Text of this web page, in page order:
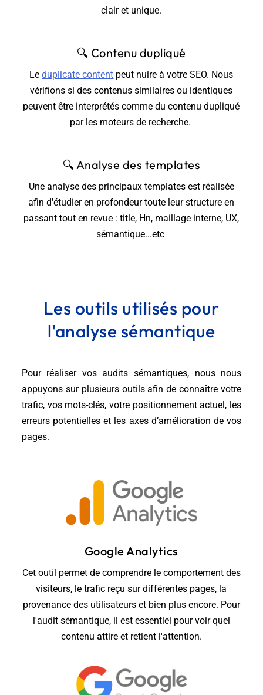
clair et unique.
🔍 Contenu dupliqué
Leduplicate content peut nuire à votre SEO. Nous
vérifions si des contenus similaires ou identiques
peuvent être interprétés comme du contenu dupliqué
par les moteurs de recherche.
🔍 Analyse des templates
Une analyse des principaux templates est réalisée
afin d'étudier en profondeur toute leur structure en
passant tout en revue : title, Hn, maillage interne, UX,
sémantique...etc
Les outils utilisés pour
l'analyse sémantique
Pour réaliser vos audits sémantiques, nous nous
appuyons sur plusieurs outils afin de connaître votre
trafic, vos mots-clés, votre positionnement actuel, les
erreurs potentielles et les axes d’amélioration de vos
pages.
Google Analytics
Cet outil permet de comprendre le comportement des
visiteurs, le trafic reçu sur différentes pages, la
provenance des utilisateurs et bien plus encore. Pour
l'audit sémantique, il est essentiel pour voir quel
contenu attire et retient l'attention.